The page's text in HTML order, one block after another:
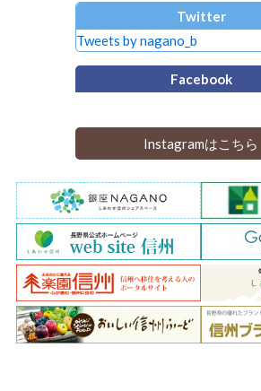
Twitter
Tweets by nagano_b
Facebook
Instagramはこちら